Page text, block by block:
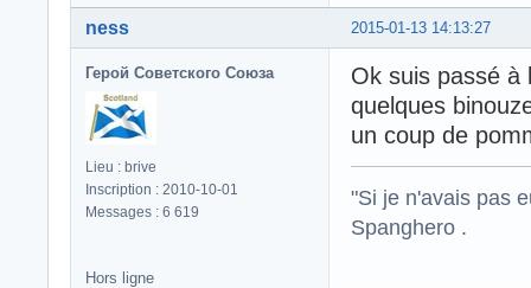
2015-01-13 14:13:27
ness
Герой Советского Союза
Lieu : brive
Inscription : 2010-10-01
Messages : 6 619
Ok suis passé
quelques
un coup de
"Si je n'avais pas
Spanghero .
Hors ligne